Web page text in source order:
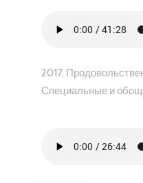
2017.
Специальные и